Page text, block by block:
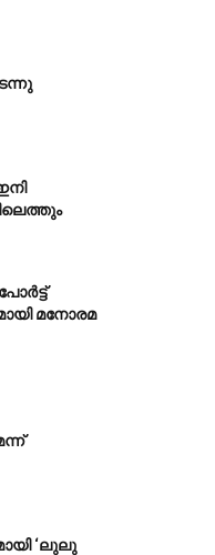
മനോരമ
‘ലുലു